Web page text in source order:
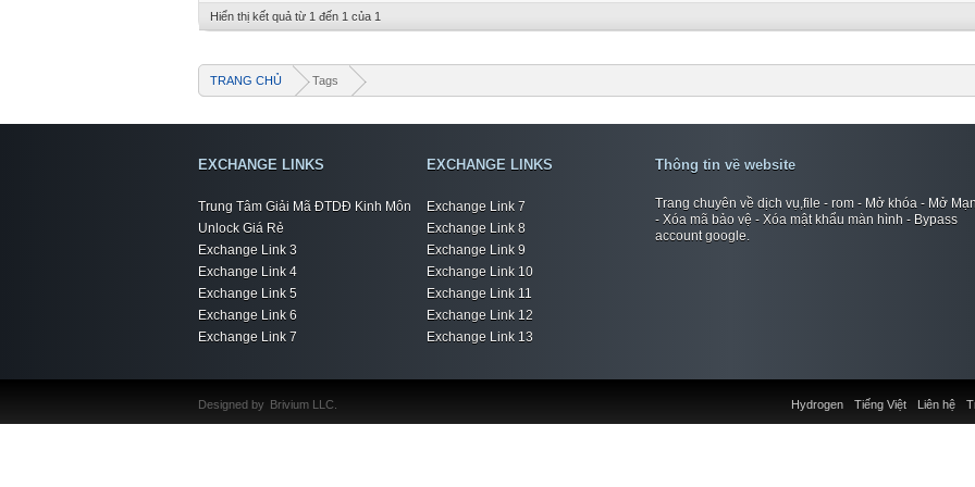
Hiển thị kết quả từ 1 đến 1 của 1
TRANG CHỦ Tags
EXCHANGE LINKS
Trung Tâm Giải Mã ĐTDĐ Kinh Môn
Unlock Giá Rẻ
Exchange Link 3
Exchange Link 4
Exchange Link 5
Exchange Link 6
Exchange Link 7
EXCHANGE LINKS
Exchange Link 7
Exchange Link 8
Exchange Link 9
Exchange Link 10
Exchange Link 11
Exchange Link 12
Exchange Link 13
Thông tin về website
Trang chuyên về dịch vụ,file - rom - Mở khóa - Mở
- Xóa mã bảo vệ - Xóa mật khẩu màn hình - Bypass
account google.
Liên hệ
Hydrogen Tiếng Việt
Designed by Brivium LLC.